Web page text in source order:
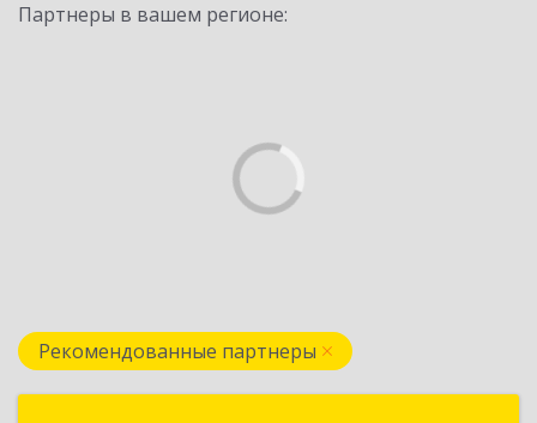
Партнеры в вашем регионе:
Рекомендованные партнеры